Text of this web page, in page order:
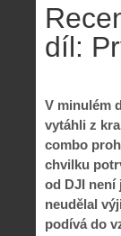
díl:
V minulém
vytáhli z
combo
chvilku
od DJI není
neudělal
podívá do